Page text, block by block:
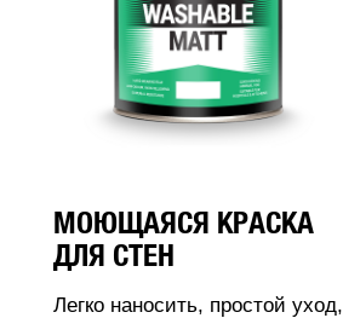
МОЮЩАЯСЯ КРАСКА
ДЛЯ СТЕН
Легко наносить, простой уход,